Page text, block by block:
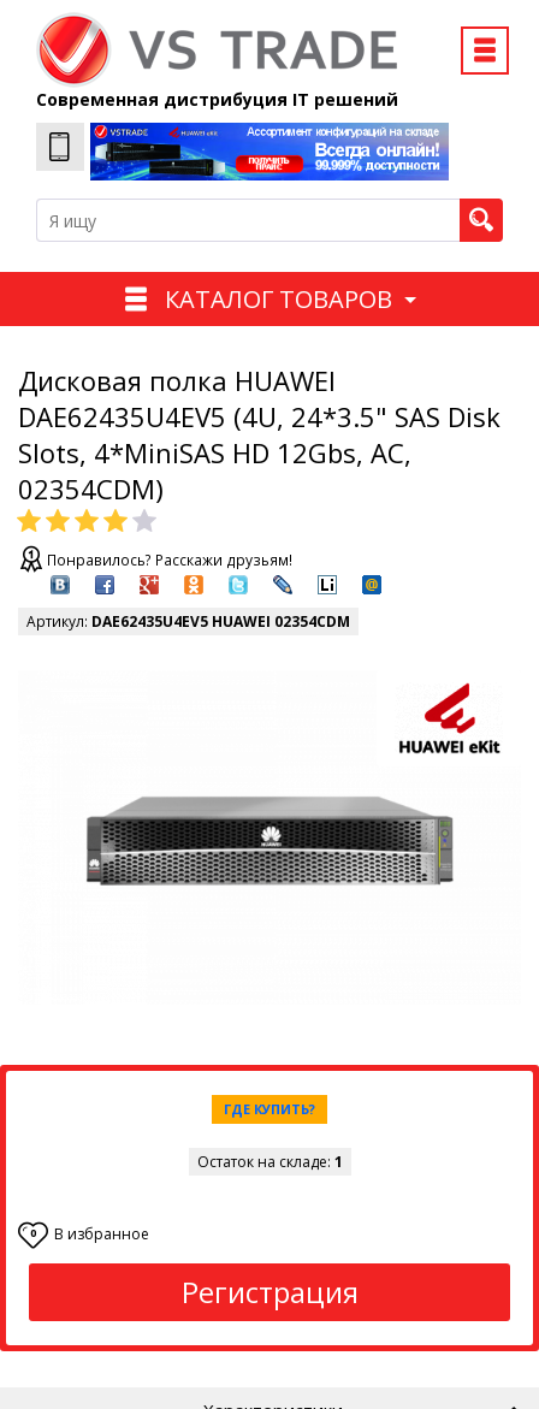
Современная дистрибуция IT решений
КАТАЛОГ ТОВАРОВ
Дисковая полка HUAWEI
DAE62435U4EV5 (4U, 24*3.5" SAS Disk
Slots, 4*MiniSAS HD 12Gbs, AC,
02354CDM)
Понравилось? Расскажи друзьям!
Артикул: DAE62435U4EV5 HUAWEI 02354CDM
ГДЕ КУПИТЬ?
Остаток на складе: 1
0 В избранное
Регистрация